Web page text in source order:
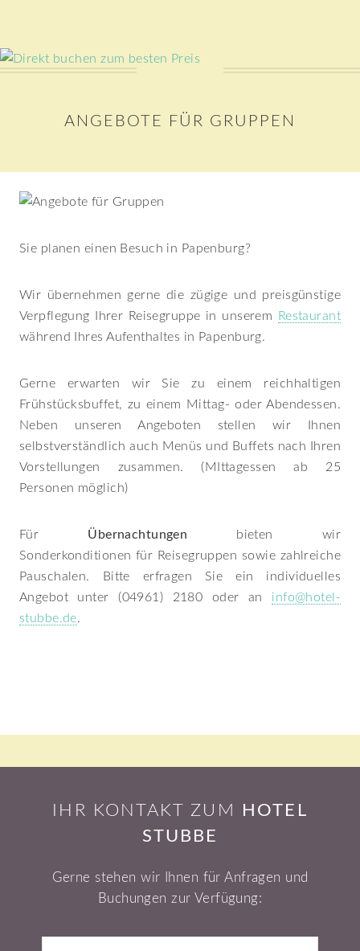
ANGEBOTE FÜR GRUPPEN
Sie planen einen Besuch in Papenburg?
Wir übernehmen gerne die zügige und preisgünstige
Verpflegung Ihrer Reisegruppe in unserem
Restaurant
während Ihres Aufenthaltes in Papenburg.
Gerne erwarten wir Sie zu einem reichhaltigen
Frühstücksbuffet, zu einem Mittag- oder Abendessen.
Neben unseren Angeboten stellen wir Ihnen
selbstverständlich auch Menüs und Buffets nach Ihren
Vorstellungen zusammen. (MIttagessen ab 25
Personen möglich)
Für Übernachtungen bieten wir
Sonderkonditionen für Reisegruppen sowie zahlreiche
Pauschalen. Bitte erfragen Sie ein individuelles
Angebot unter (04961) 2180 oder an info@hotel-
stubbe.de.
IHR KONTAKT ZUM
HOTEL
STUBBE
Gerne stehen wir Ihnen für Anfragen und
Buchungen zur Verfügung: